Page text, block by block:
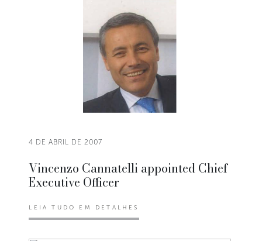
4 DE ABRIL DE 2007
Vincenzo Cannatelli appointed Chief
Executive Officer
LEIA TUDO EM DETALHES